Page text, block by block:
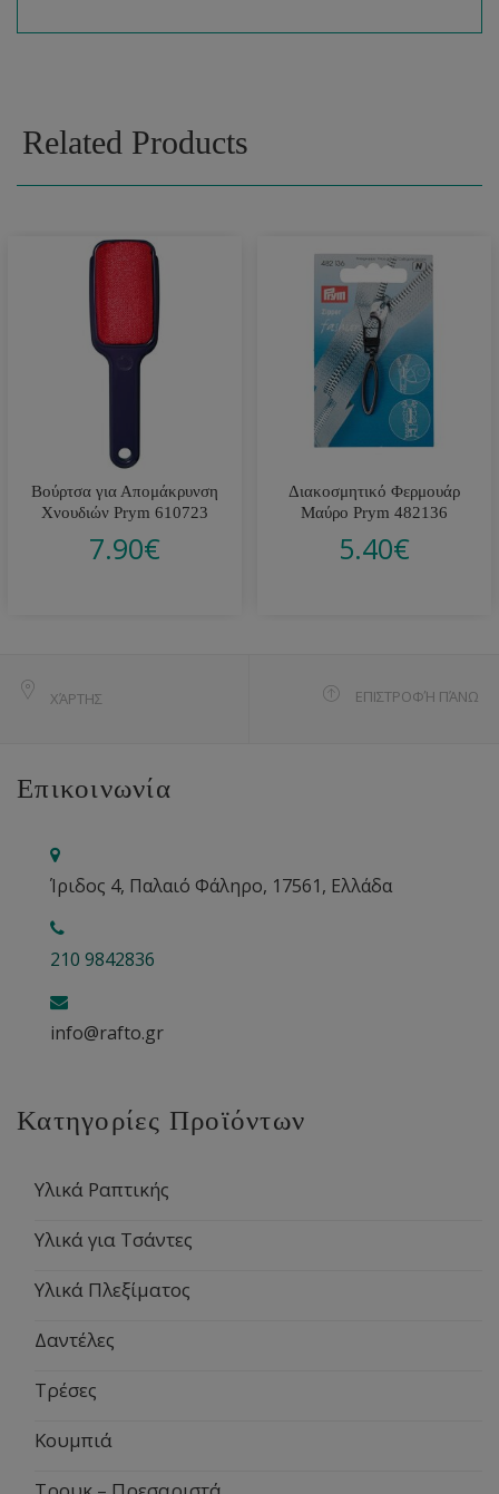
Related Products
Βούρτσα για Απομάκρυνση
Χνουδιών Prym 610723
7.90€
Διακοσμητικό Φερμουάρ
Μαύρο Prym 482136
5.40€
ΧΆΡΤΗΣ ΕΠΙΣΤΡΟΦΉ ΠΆΝΩ
Επικοινωνία
Ίριδος 4, Παλαιό Φάληρο, 17561, Ελλάδα
210 9842836
info@rafto.gr
Κατηγορίες Προϊόντων
Υλικά Ραπτικής
Υλικά για Τσάντες
Υλικά Πλεξίματος
Δαντέλες
Τρέσες
Κουμπιά